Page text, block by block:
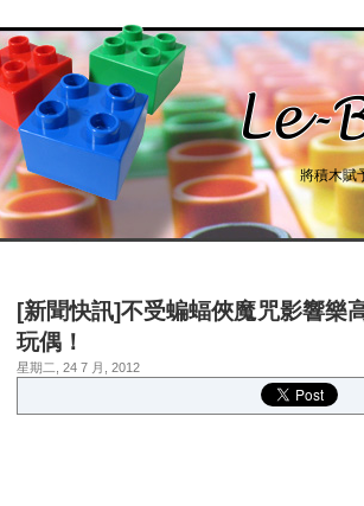
將積木賦
[新聞快訊]不受蝙蝠俠魔咒影響樂
玩偶！
星期二, 24 7 月, 2012